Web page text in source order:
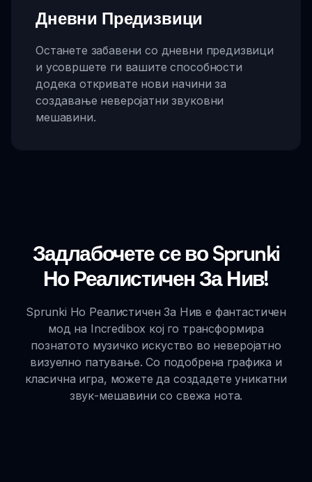
Дневни Предизвици
Останете забавени со дневни предизвици
и усовршете ги вашите способности
додека откривате нови начини за
создавање неверојатни звуковни
мешавини.
Задлабочете се во Sprunki
Но Реалистичен За Нив!
Sprunki Но Реалистичен За Нив е фантастичен
мод на Incredibox кој го трансформира
познатото музичко искуство во неверојатно
визуелно патување. Со подобрена графика и
класична игра, можете да создадете уникатни
звук-мешавини со свежа нота.